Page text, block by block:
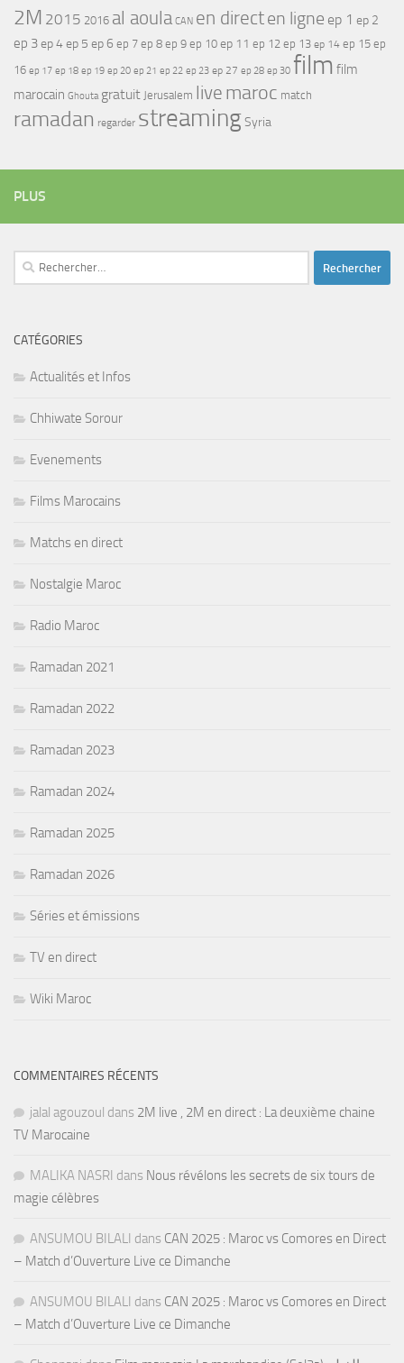
2M 2015 2016 al aoula CAN en directen ligne ep 1 ep 2
ep 3ep 4ep 5 ep 6 ep 7 ep 8 ep 9 ep 10 ep 11 ep 12 ep 13 ep 14 ep 15 ep
16 ep 17 ep 18 ep 19 ep 20 ep 21 ep 22 ep 23 ep 27 ep 28 ep 30 film film
marocain Ghouta gratuit Jerusalem live maroc match
ramadan regarder streamingSyria
PLUS
Rechercher :
CATÉGORIES
Actualités et Infos
Chhiwate Sorour
Evenements
Films Marocains
Matchs en direct
Nostalgie Maroc
Radio Maroc
Ramadan 2021
Ramadan 2022
Ramadan 2023
Ramadan 2024
Ramadan 2025
Ramadan 2026
Séries et émissions
TV en direct
Wiki Maroc
COMMENTAIRES RÉCENTS
jalal agouzoul dans 2M live , 2M en direct : La deuxième chaine
TV Marocaine
MALIKA NASRI dans Nous révélons les secrets de six tours de
magie célèbres
ANSUMOU BILALI dans CAN 2025 : Maroc vs Comores en Direct
– Match d’Ouverture Live ce Dimanche
ANSUMOU BILALI dans CAN 2025 : Maroc vs Comores en Direct
– Match d’Ouverture Live ce Dimanche